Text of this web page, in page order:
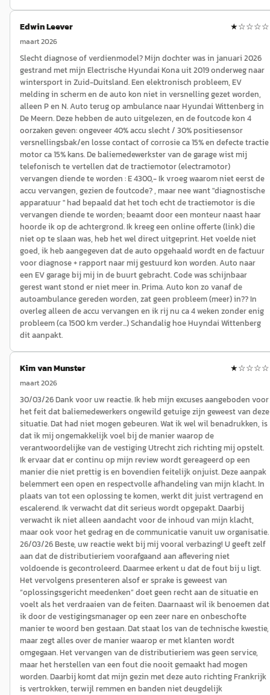
Edwin Leever
maart 2026
★☆☆☆☆
Slecht diagnose of verdienmodel? Mijn dochter was in januari 2026
gestrand met mijn Electrische Hyundai Kona uit 2019 onderweg naar
wintersport in Zuid-Duitsland. Een elektronisch probleem, EV
melding in scherm en de auto kon niet in versnelling gezet worden,
alleen P en N. Auto terug op ambulance naar Hyundai Wittenberg in
De Meern. Deze hebben de auto uitgelezen, en de foutcode kon 4
oorzaken geven: ongeveer 40% accu slecht / 30% positiesensor
versnellingsbak/en losse contact of corrosie ca 15% en defecte tractie
motor ca 15% kans. De baliemedewerkster van de garage wist mij
telefonisch te vertellen dat de tractiemotor (electramotor)
vervangen diende te worden : E 4300,- Ik vroeg waarom niet eerst de
accu vervangen, gezien de foutcode? , maar nee want "diagnostische
apparatuur " had bepaald dat het toch echt de tractiemotor is die
vervangen diende te worden; beaamt door een monteur naast haar
hoorde ik op de achtergrond. Ik kreeg een online offerte (link) die
niet op te slaan was, heb het wel direct uitgeprint. Het voelde niet
goed, ik heb aangegeven dat de auto opgehaald wordt en de factuur
voor diagnose + rapport naar mij gestuurd kon worden. Auto naar
een EV garage bij mij in de buurt gebracht. Code was schijnbaar
gerest want stond er niet meer in. Prima. Auto kon zo vanaf de
autoambulance gereden worden, zat geen probleem (meer) in?? In
overleg alleen de accu vervangen en ik rij nu ca 4 weken zonder enig
probleem (ca 1500 km verder...) Schandalig hoe Huyndai Wittenberg
dit aanpakt.
Kim van Munster
maart 2026
★☆☆☆☆
30/03/26 Dank voor uw reactie. Ik heb mijn excuses aangeboden voor
het feit dat baliemedewerkers ongewild getuige zijn geweest van deze
situatie. Dat had niet mogen gebeuren. Wat ik wel wil benadrukken, is
dat ik mij ongemakkelijk voel bij de manier waarop de
verantwoordelijke van de vestiging Utrecht zich richting mij opstelt.
Ik ervaar dat er continu op mijn review wordt gereageerd op een
manier die niet prettig is en bovendien feitelijk onjuist. Deze aanpak
belemmert een open en respectvolle afhandeling van mijn klacht. In
plaats van tot een oplossing te komen, werkt dit juist vertragend en
escalerend. Ik verwacht dat dit serieus wordt opgepakt. Daarbij
verwacht ik niet alleen aandacht voor de inhoud van mijn klacht,
maar ook voor het gedrag en de communicatie vanuit uw organisatie.
26/03/26 Beste, uw reactie wekt bij mij vooral verbazing! U geeft zelf
aan dat de distributieriem voorafgaand aan aflevering niet
voldoende is gecontroleerd. Daarmee erkent u dat de fout bij u ligt.
Het vervolgens presenteren alsof er sprake is geweest van
“oplossingsgericht meedenken” doet geen recht aan de situatie en
voelt als het verdraaien van de feiten. Daarnaast wil ik benoemen dat
ik door de vestigingsmanager op een zeer nare en onbeschofte
manier te woord ben gestaan. Dat staat los van de technische kwestie,
maar zegt alles over de manier waarop er met klanten wordt
omgegaan. Het vervangen van de distributieriem was geen service,
maar het herstellen van een fout die nooit gemaakt had mogen
worden. Daarbij komt dat mijn gezin met deze auto richting Frankrijk
is vertrokken, terwijl remmen en banden niet deugdelijk